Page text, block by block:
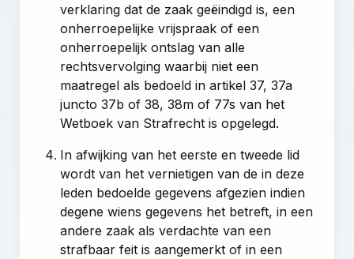
verklaring dat de zaak geëindigd is, een
onherroepelijke vrijspraak of een
onherroepelijk ontslag van alle
rechtsvervolging waarbij niet een
maatregel als bedoeld inartikel 37,37a
juncto37b of38,38m of 77s van het
Wetboek van Strafrecht is opgelegd.
In afwijking van het eerste en tweede lid
wordt van het vernietigen van de in deze
leden bedoelde gegevens afgezien indien
degene wiens gegevens het betreft, in een
andere zaak als verdachte van een
strafbaar feit is aangemerkt of in een